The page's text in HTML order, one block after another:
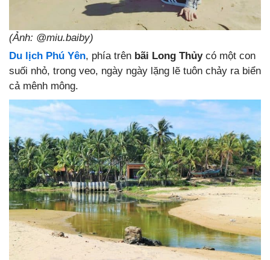
(Ảnh: @miu.baiby)
Du lịch Phú Yên, phía trên bãi Long Thủycó một con
suối nhỏ, trong veo, ngày ngày lặng lẽ tuôn chảy ra biển
cả mênh mông.